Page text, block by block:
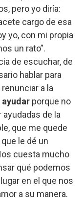
pero yo diría:
cargo de esa
yo, con mi propia
un rato”.
de escuchar, de
hablar para
renunciar a la
porque no
de la
que me quede
le dé un
cuesta mucho
qué podemos
en el que nos
a su manera.